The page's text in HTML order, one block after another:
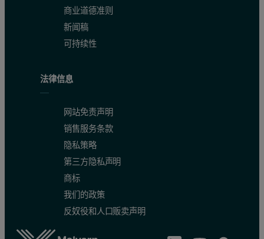
商业道德准则
新闻稿
可持续性
法律信息
网站免责声明
销售服务条款
隐私策略
第三方隐私声明
商标
我们的政策
反奴役和人口贩卖声明